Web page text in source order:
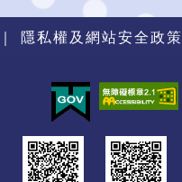
｜ 隱私權及網站安全政策